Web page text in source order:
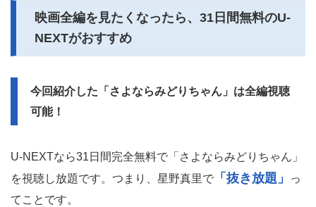
映画全編を見たくなったら、31日間無料のU-
NEXTがおすすめ
今回紹介した「さよならみどりちゃん」は全編視聴
可能！
U-NEXTなら31日間完全無料で「さよならみどりちゃん」
を視聴し放題です。つまり、星野真里で 「抜き放題」
っ
てことです。